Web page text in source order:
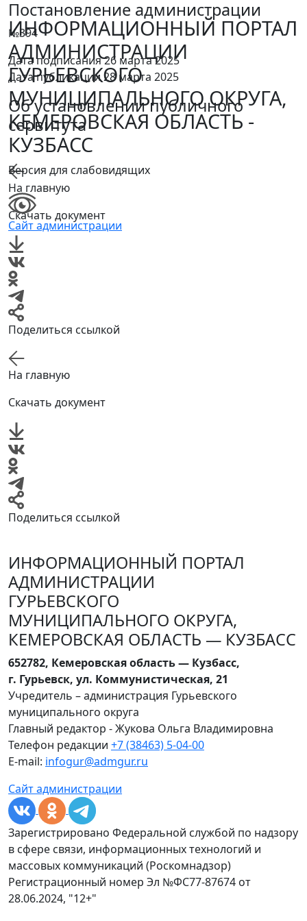
ИНФОРМАЦИОННЫЙ ПОРТАЛ
АДМИНИСТРАЦИИ
ГУРЬЕВСКОГО
МУНИЦИПАЛЬНОГО ОКРУГА,
КЕМЕРОВСКАЯ ОБЛАСТЬ -
КУЗБАСС
Версия для слабовидящих
Сайт администрации
Постановление администрации
№394
Дата подписания 26 марта 2025
Дата публикации 28 марта 2025
Об установлении публичного
сервитута
На главную
Скачать документ
Поделиться ссылкой
На главную
Скачать документ
Поделиться ссылкой
ИНФОРМАЦИОННЫЙ ПОРТАЛ
АДМИНИСТРАЦИИ
ГУРЬЕВСКОГО
МУНИЦИПАЛЬНОГО ОКРУГА,
КЕМЕРОВСКАЯ ОБЛАСТЬ — КУЗБАСС
652782, Кемеровская область — Кузбасс,
г. Гурьевск, ул. Коммунистическая, 21
Учредитель – администрация Гурьевского
муниципального округа
Главный редактор - Жукова Ольга Владимировна
Телефон редакции +7 (38463) 5-04-00
E-mail: infogur@admgur.ru
Сайт администрации
Зарегистрировано Федеральной службой по надзору
в сфере связи, информационных технологий и
массовых коммуникаций (Роскомнадзор)
Регистрационный номер Эл №ФС77-87674 от
28.06.2024, "12+"